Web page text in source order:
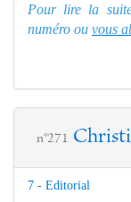
Pour lire la
numéro ou vous
n°271
7 - Editorial